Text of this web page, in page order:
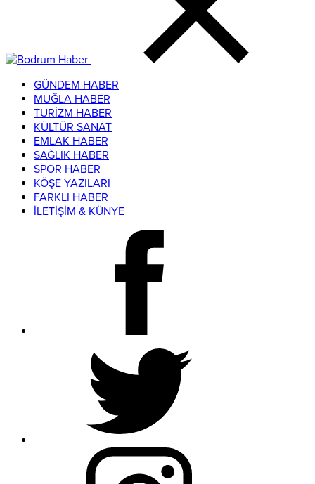
GÜNDEM HABER
MUĞLA HABER
TURİZM HABER
KÜLTÜR SANAT
EMLAK HABER
SAĞLIK HABER
SPOR HABER
KÖŞE YAZILARI
FARKLI HABER
İLETİŞİM & KÜNYE